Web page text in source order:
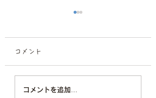
ビジネスプロフィール
コメント
コメントを追加…